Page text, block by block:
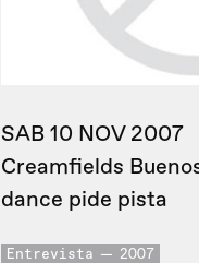
SAB 10 NOV 2007
Creamfields
dance pide pista
Entrevista 2007